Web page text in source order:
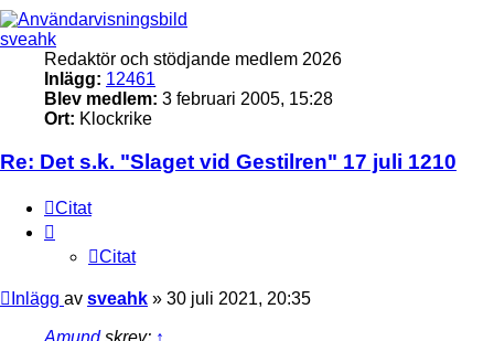
sveahk
Redaktör och stödjande medlem 2026
Inlägg: 12461
Blev medlem: 3 februari 2005, 15:28
Ort: Klockrike
Re: Det s.k. "Slaget vid Gestilren" 17 juli 1210
Citat
Citat
Inlägg av sveahk » 30 juli 2021, 20:35
Amundskrev: ↑